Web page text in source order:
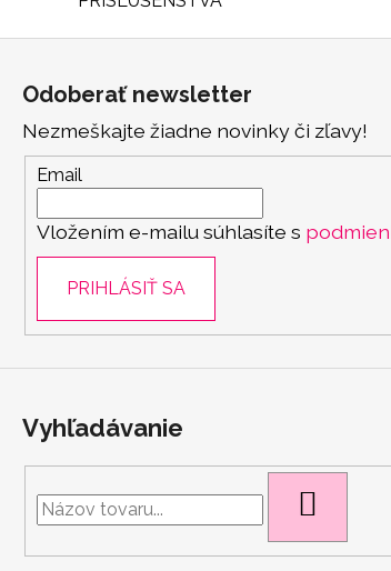
Odoberať newsletter
Nezmeškajte žiadne novinky či zľavy!
Email
Vložením e-mailu súhlasíte s
PRIHLÁSIŤ SA
Vyhľadávanie